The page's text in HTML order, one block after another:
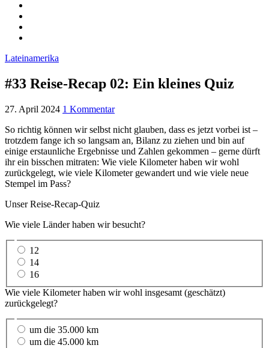
Lateinamerika
#33 Reise-Recap 02: Ein kleines Quiz
27. April 2024 1 Kommentar
So richtig können wir selbst nicht glauben, dass es jetzt vorbei ist –
trotzdem fange ich so langsam an, Bilanz zu ziehen und bin auf
einige erstaunliche Ergebnisse und Zahlen gekommen – gerne dürft
ihr ein bisschen mitraten: Wie viele Kilometer haben wir wohl
zurückgelegt, wie viele Kilometer gewandert und wie viele neue
Stempel im Pass?
Unser Reise-Recap-Quiz
Wie viele Länder haben wir besucht?
12
14
16
Wie viele Kilometer haben wir wohl insgesamt (geschätzt)
zurückgelegt?
um die 35.000 km
um die 45.000 km